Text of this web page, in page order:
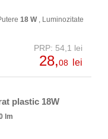
18 W, Luminozitate
PRP: 54,1 lei
28,08 lei
plastic 18W
lm